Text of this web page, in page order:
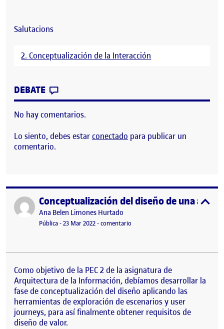
Salutacions
2. Conceptualización de la Interacción
DEBATE
No hay comentarios.
Lo siento, debes estarconectado para publicar un
comentario.
Publicado porConceptualización del diseño de una app
Publicado por
Ana Belen Limones Hurtado
Visibilidad:
Pública-Fecha de publicación
23 Mar 2022-comentario
Como objetivo de la PEC 2 de la asignatura de
Arquitectura de la Información, debíamos desarrollar la
fase de conceptualización del diseño aplicando las
herramientas de exploración de escenarios y user
journeys, para así finalmente obtener requisitos de
diseño de valor.